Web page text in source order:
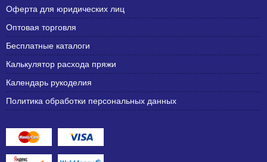
Оферта для юридических лиц
Оптовая торговля
Бесплатные каталоги
Калькулятор расхода пряжи
Календарь рукоделия
Политика обработки персональных данных